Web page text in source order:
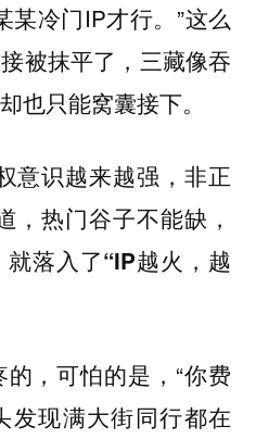
某冷门IP才行。”这么
被抹平了，三藏像吞
也只能窝囊接下。
意识越来越强，非正
，热门谷子不能缺，
落入了“IP越火，越
，可怕的是，“你费
发现满大街同行都在